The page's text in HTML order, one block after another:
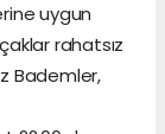
uygun
rahatsız
Bademler,